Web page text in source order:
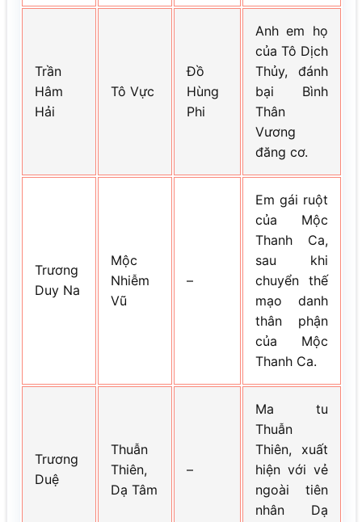
Trần
Hâm
Hải
Tô Vực
Đồ
Hùng
Phi
Anh em họ
của Tô Dịch
Thủy, đánh
bại Bình
Thân
Vương
đăng cơ.
Trương
Duy Na
Mộc
Nhiễm
Vũ
–
Em gái ruột
của Mộc
Thanh Ca,
sau khi
chuyển thế
mạo danh
thân phận
của Mộc
Thanh Ca.
Trương
Duệ
Thuẫn
Thiên,
Dạ Tâm
–
Ma tu
Thuẫn
Thiên, xuất
hiện với vẻ
ngoài tiên
nhân Dạ